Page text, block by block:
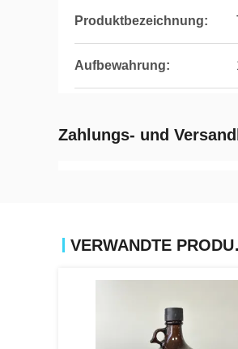
Produktbezeichnung:
Aufbewahrung:
Zahlungs- und